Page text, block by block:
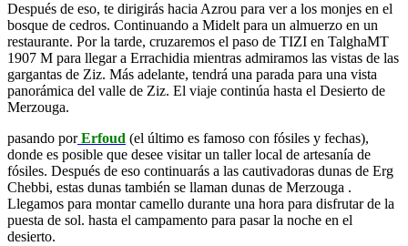
Después de eso, te dirigirás hacia Azrou para ver a los monjes en el
bosque de cedros. Continuando a Midelt para un almuerzo en un
restaurante. Por la tarde, cruzaremos el paso de TIZI en TalghaMT
1907 M para llegar a Errachidia mientras admiramos las vistas de las
gargantas de Ziz. Más adelante, tendrá una parada para una vista
panorámica del valle de Ziz. El viaje continúa hasta el Desierto de
Merzouga.
pasando porErfoud (el último es famoso con fósiles y fechas),
donde es posible que desee visitar un taller local de artesanía de
fósiles. Después de eso continuarás a las cautivadoras dunas de Erg
Chebbi, estas dunas también se llaman dunas de Merzouga .
Llegamos para montar camello durante una hora para disfrutar de la
puesta de sol. hasta el campamento para pasar la noche en el
desierto.